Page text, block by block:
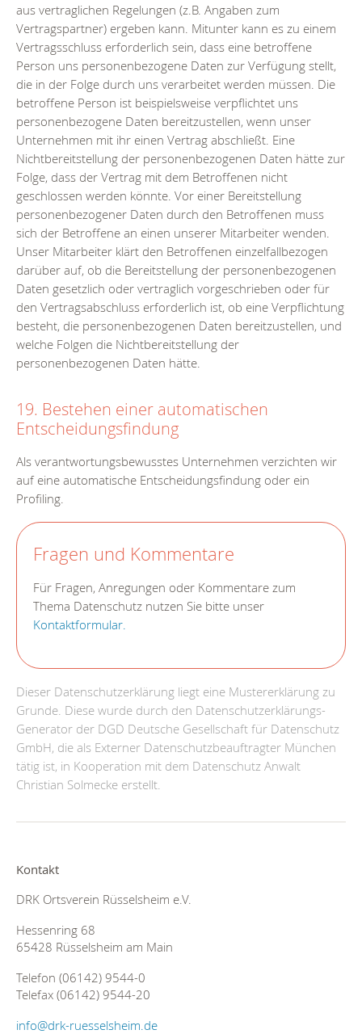
aus vertraglichen Regelungen (z.B. Angaben zum
Vertragspartner) ergeben kann. Mitunter kann es zu einem
Vertragsschluss erforderlich sein, dass eine betroffene
Person uns personenbezogene Daten zur Verfügung stellt,
die in der Folge durch uns verarbeitet werden müssen. Die
betroffene Person ist beispielsweise verpflichtet uns
personenbezogene Daten bereitzustellen, wenn unser
Unternehmen mit ihr einen Vertrag abschließt. Eine
Nichtbereitstellung der personenbezogenen Daten hätte zur
Folge, dass der Vertrag mit dem Betroffenen nicht
geschlossen werden könnte. Vor einer Bereitstellung
personenbezogener Daten durch den Betroffenen muss
sich der Betroffene an einen unserer Mitarbeiter wenden.
Unser Mitarbeiter klärt den Betroffenen einzelfallbezogen
darüber auf, ob die Bereitstellung der personenbezogenen
Daten gesetzlich oder vertraglich vorgeschrieben oder für
den Vertragsabschluss erforderlich ist, ob eine Verpflichtung
besteht, die personenbezogenen Daten bereitzustellen, und
welche Folgen die Nichtbereitstellung der
personenbezogenen Daten hätte.
19. Bestehen einer automatischen
Entscheidungsfindung
Als verantwortungsbewusstes Unternehmen verzichten wir
auf eine automatische Entscheidungsfindung oder ein
Profiling.
Fragen und Kommentare
Für Fragen, Anregungen oder Kommentare zum
Thema Datenschutz nutzen Sie bitte unser
Kontaktformular.
Dieser Datenschutzerklärung liegt eine Mustererklärung zu
Grunde. Diese wurde durch den Datenschutzerklärungs-
Generator der DGD Deutsche Gesellschaft für Datenschutz
GmbH, die als Externer Datenschutzbeauftragter München
tätig ist, in Kooperation mit dem Datenschutz Anwalt
Christian Solmecke erstellt.
Kontakt
DRK Ortsverein Rüsselsheim e.V.
Hessenring 68
65428 Rüsselsheim am Main
Telefon (06142) 9544-0
Telefax (06142) 9544-20
info@drk-ruesselsheim.de